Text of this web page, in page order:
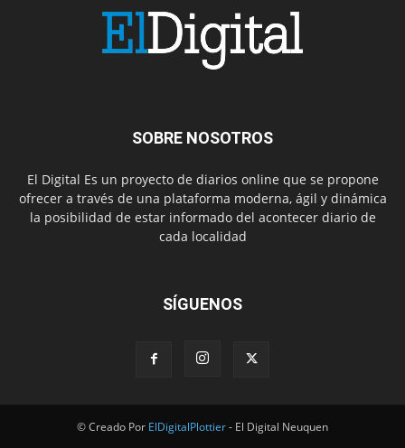
SOBRE NOSOTROS
El Digital Es un proyecto de diarios online que se propone
ofrecer a través de una plataforma moderna, ágil y dinámica
la posibilidad de estar informado del acontecer diario de
cada localidad
SÍGUENOS
© Creado Por ElDigitalPlottier- El Digital Neuquen